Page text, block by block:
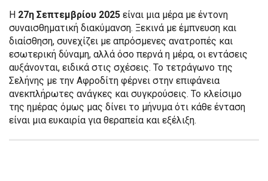
Η 27η Σεπτεμβρίου 2025 είναι μια μέρα με έντονη
συναισθηματική διακύμανση. Ξεκινά με έμπνευση και
διαίσθηση, συνεχίζει με απρόσμενες ανατροπές και
εσωτερική δύναμη, αλλά όσο περνά η μέρα, οι εντάσεις
αυξάνονται, ειδικά στις σχέσεις. Το τετράγωνο της
Σελήνης με την Αφροδίτη φέρνει στην επιφάνεια
ανεκπλήρωτες ανάγκες και συγκρούσεις. Το κλείσιμο
της ημέρας όμως μας δίνει το μήνυμα ότι κάθε ένταση
είναι μια ευκαιρία για θεραπεία και εξέλιξη.